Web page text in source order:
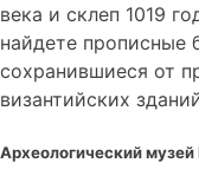
века и склеп 1019
найдете прописные
сохранившиеся от
византийских
Археологический музей